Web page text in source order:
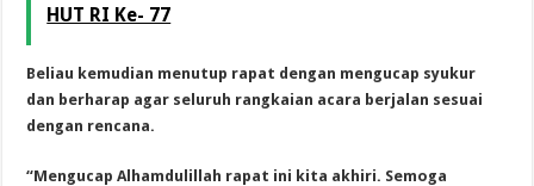
HUT RI Ke- 77
Beliau kemudian menutup rapat dengan mengucap syukur
dan berharap agar seluruh rangkaian acara berjalan sesuai
dengan rencana.
“Mengucap Alhamdulillah rapat ini kita akhiri. Semoga